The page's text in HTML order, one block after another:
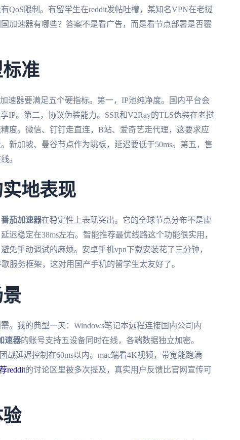
QoS限制。有留学生在reddit发帖吐槽，某知名VPN在老挝
加速器有哪些？答案不是看广告，而是看节点部署是否覆
准
速器要满足五个硬指标。第一，IP池纯净度。国内平台会
IP。第二，协议伪装能力。SSR和V2Ray的TLS伪装在老挝
度。微信、钉钉走直连，B站、爱奇艺走代理，这要求应
新加坡、曼谷节点作为跳板，延迟要低于50ms。第五，售
。
地表现
番茄加速器在稳定性上表现突出。它的全球节点分布不是虚
迟稳定在38ms左右。智能推荐最优线路这个功能很实用，
免手动调试的麻烦。安卓手机vpn下载安装花了三分钟，
服务框架，这对用国产手机的留学生太友好了。
。我的典型一天：Windows笔记本远程连接国内公司内
速器的账号支持五设备同时在线，各端数据独立加密。
战延迟控制在60ms以内。mac端看4K视频，带宽能跑满
reddit的讨论区里被多次提及，真实用户反馈比官网宣传可